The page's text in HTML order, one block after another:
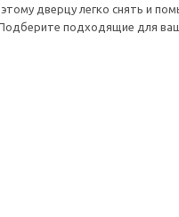
дверцу легко снять и
подходящие для